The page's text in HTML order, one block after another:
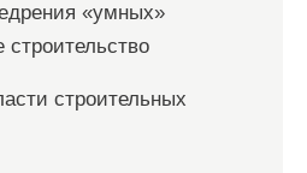
«умных»
строительство
строительных